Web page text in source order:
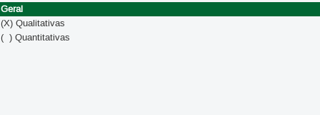
Geral
(X) Qualitativas
( ) Quantitativas